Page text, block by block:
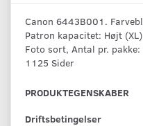
Canon 6443B001.
Patron kapacitet: Højt
Foto sort, Antal pr.
1125 Sider
PRODUKTEGENSKABER
Driftsbetingelser